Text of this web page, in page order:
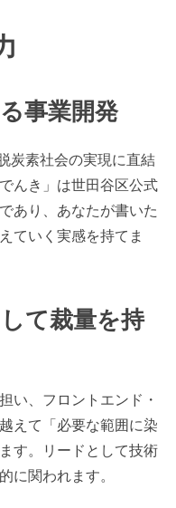
事業開発
炭素社会の実現に直結
んき」は世田谷区公式
あり、あなたが書いた
ていく実感を持てま
て裁量を持
い、フロントエンド・
えて「必要な範囲に染
す。リードとして技術
に関われます。